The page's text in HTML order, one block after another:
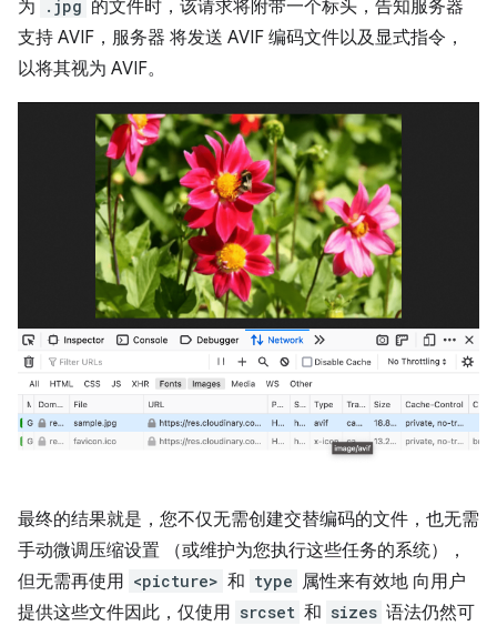
为
.jpg 的文件时，该请求将附带一个标头，告知服务器
支持 AVIF，服务器 将发送 AVIF 编码文件以及显式指令，
以将其视为 AVIF。
最终的结果就是，您不仅无需创建交替编码的文件，也无需
手动微调压缩设置 （或维护为您执行这些任务的系统），
但无需再使用 <picture> 和 type 属性来有效地 向用户
提供这些文件因此，仅使用 srcset 和 sizes 语法仍然可